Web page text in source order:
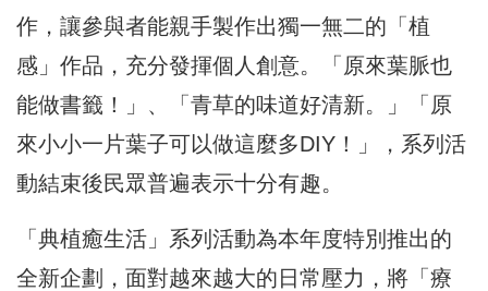
作，讓參與者能親手製作出獨一無二的「植
感」作品，充分發揮個人創意。「原來葉脈也
能做書籤！」、「青草的味道好清新。」「原
來小小一片葉子可以做這麼多DIY！」，系列活
動結束後民眾普遍表示十分有趣。
「典植癒生活」系列活動為本年度特別推出的
全新企劃，面對越來越大的日常壓力，將「療